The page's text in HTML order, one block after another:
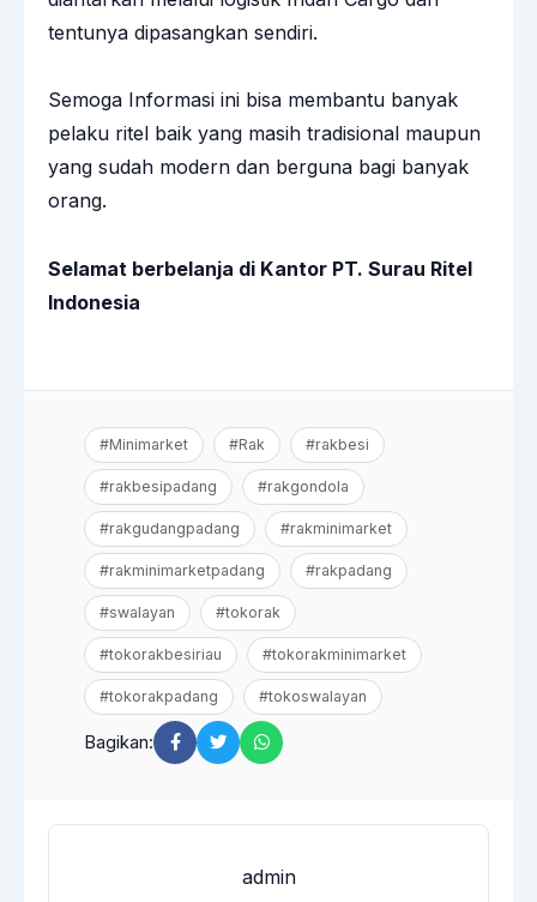
tentunya dipasangkan sendiri.
Semoga Informasi ini bisa membantu banyak
pelaku ritel baik yang masih tradisional maupun
yang sudah modern dan berguna bagi banyak
orang.
Selamat berbelanja di Kantor PT. Surau Ritel
Indonesia
#Minimarket #Rak #rakbesi
#rakbesipadang #rakgondola
#rakgudangpadang #rakminimarket
#rakminimarketpadang #rakpadang
#swalayan #tokorak
#tokorakbesiriau #tokorakminimarket
#tokorakpadang #tokoswalayan
Bagikan:
admin